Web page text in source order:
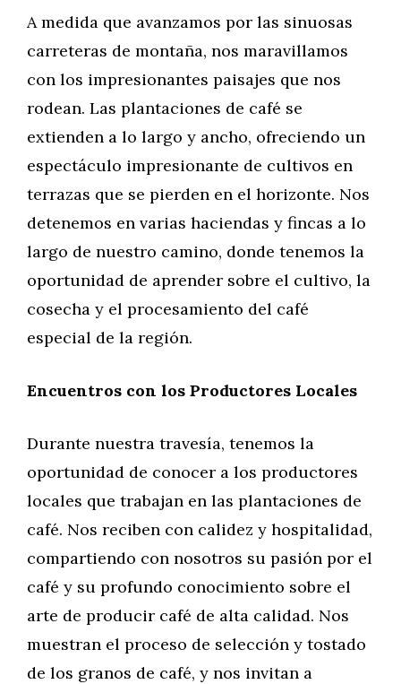
A medida que avanzamos por las sinuosas
carreteras de montaña, nos maravillamos
con los impresionantes paisajes que nos
rodean. Las plantaciones de café se
extienden a lo largo y ancho, ofreciendo un
espectáculo impresionante de cultivos en
terrazas que se pierden en el horizonte. Nos
detenemos en varias haciendas y fincas a lo
largo de nuestro camino, donde tenemos la
oportunidad de aprender sobre el cultivo, la
cosecha y el procesamiento del café
especial de la región.
Encuentros con los Productores Locales
Durante nuestra travesía, tenemos la
oportunidad de conocer a los productores
locales que trabajan en las plantaciones de
café. Nos reciben con calidez y hospitalidad,
compartiendo con nosotros su pasión por el
café y su profundo conocimiento sobre el
arte de producir café de alta calidad. Nos
muestran el proceso de selección y tostado
de los granos de café, y nos invitan a